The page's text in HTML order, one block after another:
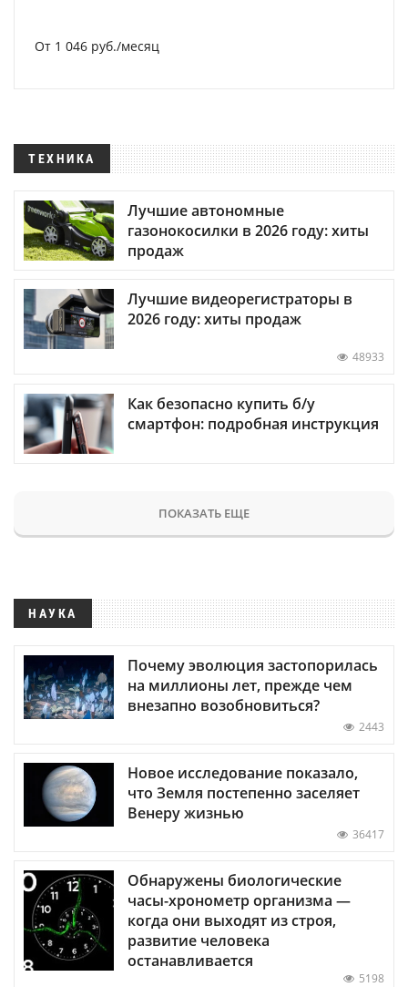
От 1 046 руб./месяц
ТЕХНИКА
Лучшие автономные
газонокосилки в 2026 году: хиты
продаж
Лучшие видеорегистраторы в
2026 году: хиты продаж
48933
Как безопасно купить б/у
смартфон: подробная инструкция
ПОКАЗАТЬ ЕЩЕ
НАУКА
Почему эволюция застопорилась
на миллионы лет, прежде чем
внезапно возобновиться?
2443
Новое исследование показало,
что Земля постепенно заселяет
Венеру жизнью
36417
Обнаружены биологические
часы-хронометр организма —
когда они выходят из строя,
развитие человека
останавливается
5198